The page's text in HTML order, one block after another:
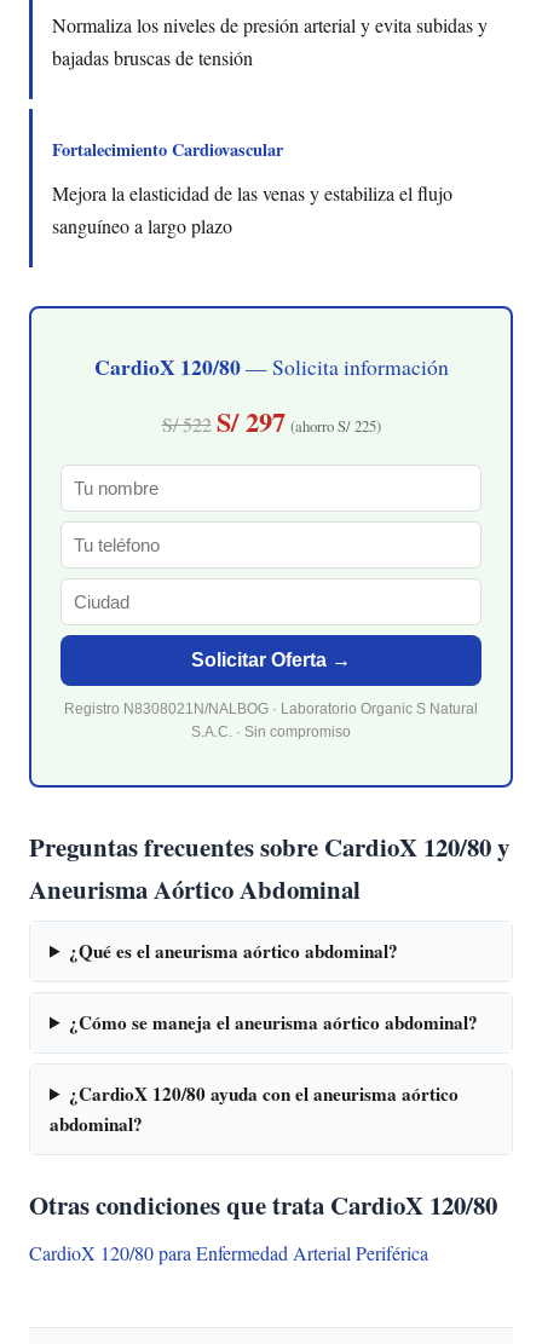
Normaliza los niveles de presión arterial y evita subidas y
bajadas bruscas de tensión
Fortalecimiento Cardiovascular
Mejora la elasticidad de las venas y estabiliza el flujo
sanguíneo a largo plazo
CardioX 120/80— Solicita información
S/ 522 S/ 297 (ahorro S/ 225)
Solicitar Oferta →
Registro N8308021N/NALBOG · Laboratorio Organic S Natural
S.A.C. · Sin compromiso
Preguntas frecuentes sobre CardioX 120/80 y
Aneurisma Aórtico Abdominal
¿Qué es el aneurisma aórtico abdominal?
¿Cómo se maneja el aneurisma aórtico abdominal?
¿CardioX 120/80 ayuda con el aneurisma aórtico
abdominal?
Otras condiciones que trata CardioX 120/80
CardioX 120/80 para Enfermedad Arterial Periférica